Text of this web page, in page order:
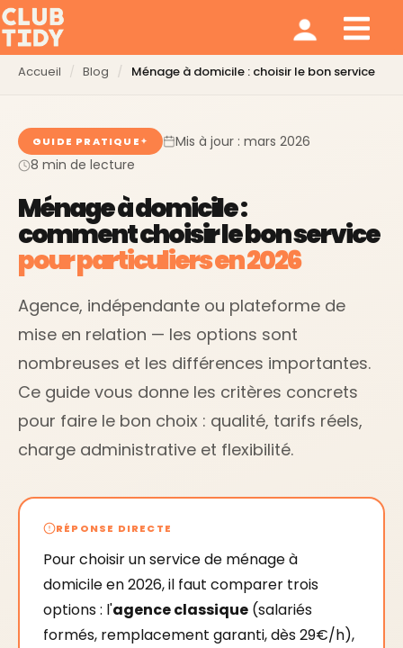
Accueil Blog Ménage à domicile : choisir le bon service
GUIDE PRATIQUE
Mis à jour : mars 2026
8 min de lecture
Ménage à domicile :
comment choisir le bon service
pour particuliers en 2026
Agence, indépendante ou plateforme de
mise en relation — les options sont
nombreuses et les différences importantes.
Ce guide vous donne les critères concrets
pour faire le bon choix : qualité, tarifs réels,
charge administrative et flexibilité.
RÉPONSE DIRECTE
Pour choisir un service de ménage à
domicile en 2026, il faut comparer trois
options : l'agence classique (salariés
formés, remplacement garanti, dès 29€/h),